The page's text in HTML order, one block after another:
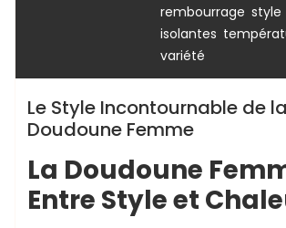
rembourrage style
isolantes
variété
Le Style Incontournable de la
Doudoune Femme
La Doudoune
Entre Style et